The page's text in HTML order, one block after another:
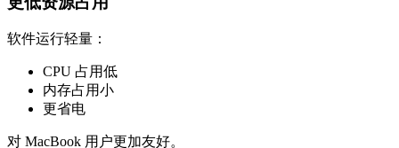
软件运行轻量：
CPU 占用低
内存占用小
更省电
对 MacBook 用户更加友好。